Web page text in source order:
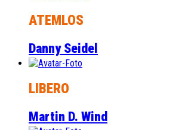
ATEMLOS
Danny Seidel
LIBERO
Martin D. Wind